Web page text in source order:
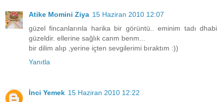
Atike Momini Ziya 15 Haziran 2010 12:07
güzel fincanlarınla harika bir görüntü.. eminim tadı dhabi
güzeldir. ellerine sağlık canm benm...
bir dilim alıp ,yerine içten sevgilerimi bıraktım :))
Yanıtla
İnci Yemek 15 Haziran 2010 12:22